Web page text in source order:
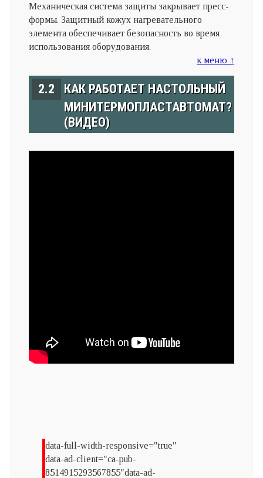
Механическая система защиты закрывает пресс-
формы. Защитный кожух нагревательного
элемента обеспечивает безопасность во время
использования оборудования.
к меню ↑
2.2 КАК РАБОТАЕТ НАСТОЛЬНЫЙ
МИНИТЕРМОПЛАСТАВТОМАТ?
(ВИДЕО)
data-full-width-responsive="true"
data-ad-client="ca-pub-
8514915293567855"data-ad-